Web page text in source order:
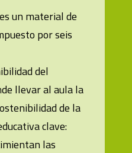
es un material de
por seis
del
llevar al aula la
de la
clave:
las